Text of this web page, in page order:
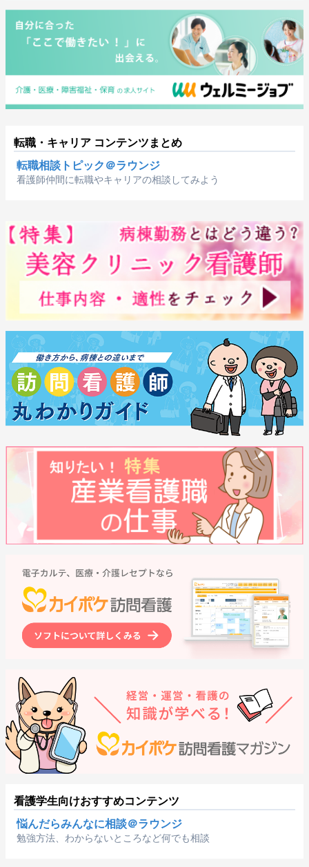
転職・キャリア コンテンツまとめ
転職相談トピック＠ラウンジ
看護師仲間に転職やキャリアの相談してみよう
看護学生向けおすすめコンテンツ
悩んだらみんなに相談＠ラウンジ
勉強方法、わからないところなど何でも相談